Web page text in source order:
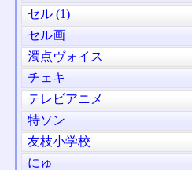
セル (1)
セル画
濁点ヴォイス
チェキ
テレビアニメ
特ソン
友枝小学校
にゅ